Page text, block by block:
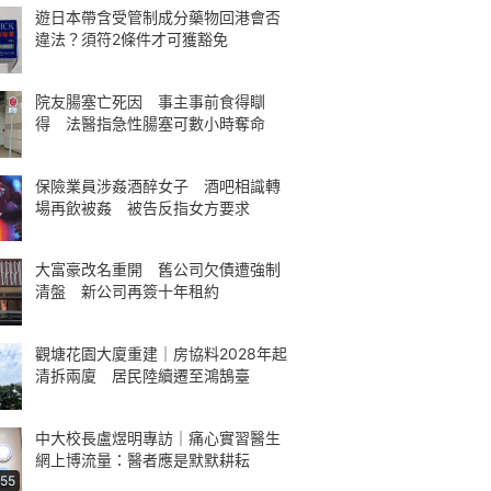
遊日本帶含受管制成分藥物回港會否
違法？須符2條件才可獲豁免
院友腸塞亡死因 事主事前食得瞓
得 法醫指急性腸塞可數小時奪命
保險業員涉姦酒醉女子 酒吧相識轉
場再飲被姦 被告反指女方要求
大富豪改名重開 舊公司欠債遭強制
清盤 新公司再簽十年租約
觀塘花園大廈重建｜房協料2028年起
清拆兩廈 居民陸續遷至鴻鵠臺
中大校長盧煜明專訪｜痛心實習醫生
網上博流量：醫者應是默默耕耘